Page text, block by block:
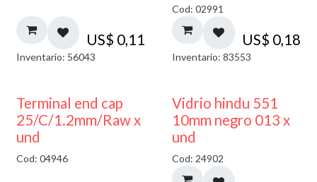
US$ 0,11
Inventario: 56043
Cod: 02991
US$ 0,18
Inventario: 83553
Terminal end cap
25/C/1.2mm/Raw x
und
Cod: 04946 40% DESCUENTO
Vidrio hindu 551
10mm negro 013 x
und
Cod: 24902